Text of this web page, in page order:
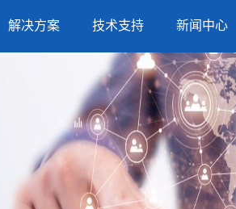
解决方案 技术支持 新闻中心